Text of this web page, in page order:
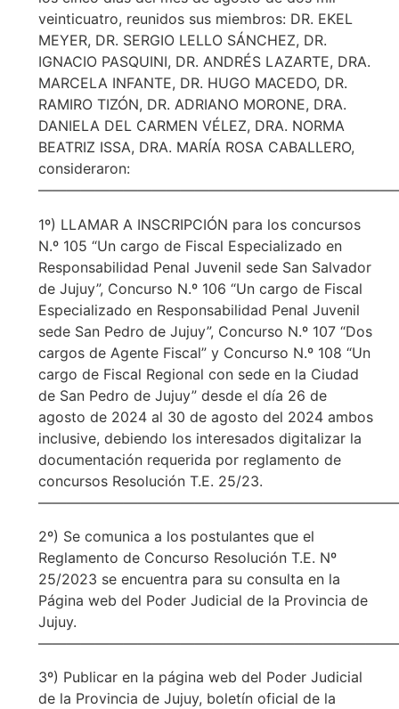
veinticuatro, reunidos sus miembros: DR. EKEL
MEYER, DR. SERGIO LELLO SÁNCHEZ, DR.
IGNACIO PASQUINI, DR. ANDRÉS LAZARTE, DRA.
MARCELA INFANTE, DR. HUGO MACEDO, DR.
RAMIRO TIZÓN, DR. ADRIANO MORONE, DRA.
DANIELA DEL CARMEN VÉLEZ, DRA. NORMA
BEATRIZ ISSA, DRA. MARÍA ROSA CABALLERO,
consideraron:
1º) LLAMAR A INSCRIPCIÓN para los concursos
N.º 105 “Un cargo de Fiscal Especializado en
Responsabilidad Penal Juvenil sede San Salvador
de Jujuy”, Concurso N.º 106 “Un cargo de Fiscal
Especializado en Responsabilidad Penal Juvenil
sede San Pedro de Jujuy”, Concurso N.º 107 “Dos
cargos de Agente Fiscal” y Concurso N.º 108 “Un
cargo de Fiscal Regional con sede en la Ciudad
de San Pedro de Jujuy” desde el día 26 de
agosto de 2024 al 30 de agosto del 2024 ambos
inclusive, debiendo los interesados digitalizar la
documentación requerida por reglamento de
concursos Resolución T.E. 25/23.
2º) Se comunica a los postulantes que el
Reglamento de Concurso Resolución T.E. Nº
25/2023 se encuentra para su consulta en la
Página web del Poder Judicial de la Provincia de
Jujuy.
3º) Publicar en la página web del Poder Judicial
de la Provincia de Jujuy, boletín oficial de la